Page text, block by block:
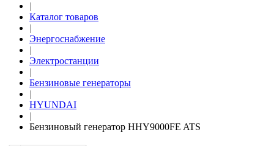
|
Каталог товаров
|
Энергоснабжение
|
Электростанции
|
Бензиновые генераторы
|
HYUNDAI
|
Бензиновый генератор HHY9000FE ATS